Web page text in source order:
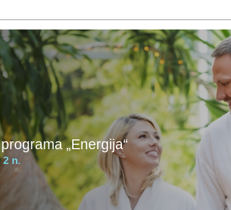
„Energija“
2 n.